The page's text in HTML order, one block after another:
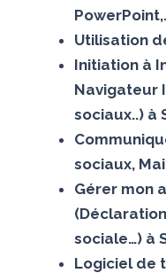
Utilisation
Initiation à
Navigateur
sociaux..) à
sociaux,
Gérer mon
sociale…) à
Logiciel de